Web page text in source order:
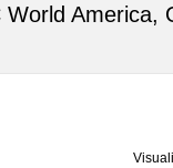
World America,